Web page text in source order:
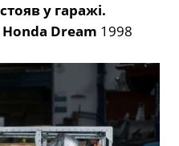
у гаражі.
Honda Dream 1998